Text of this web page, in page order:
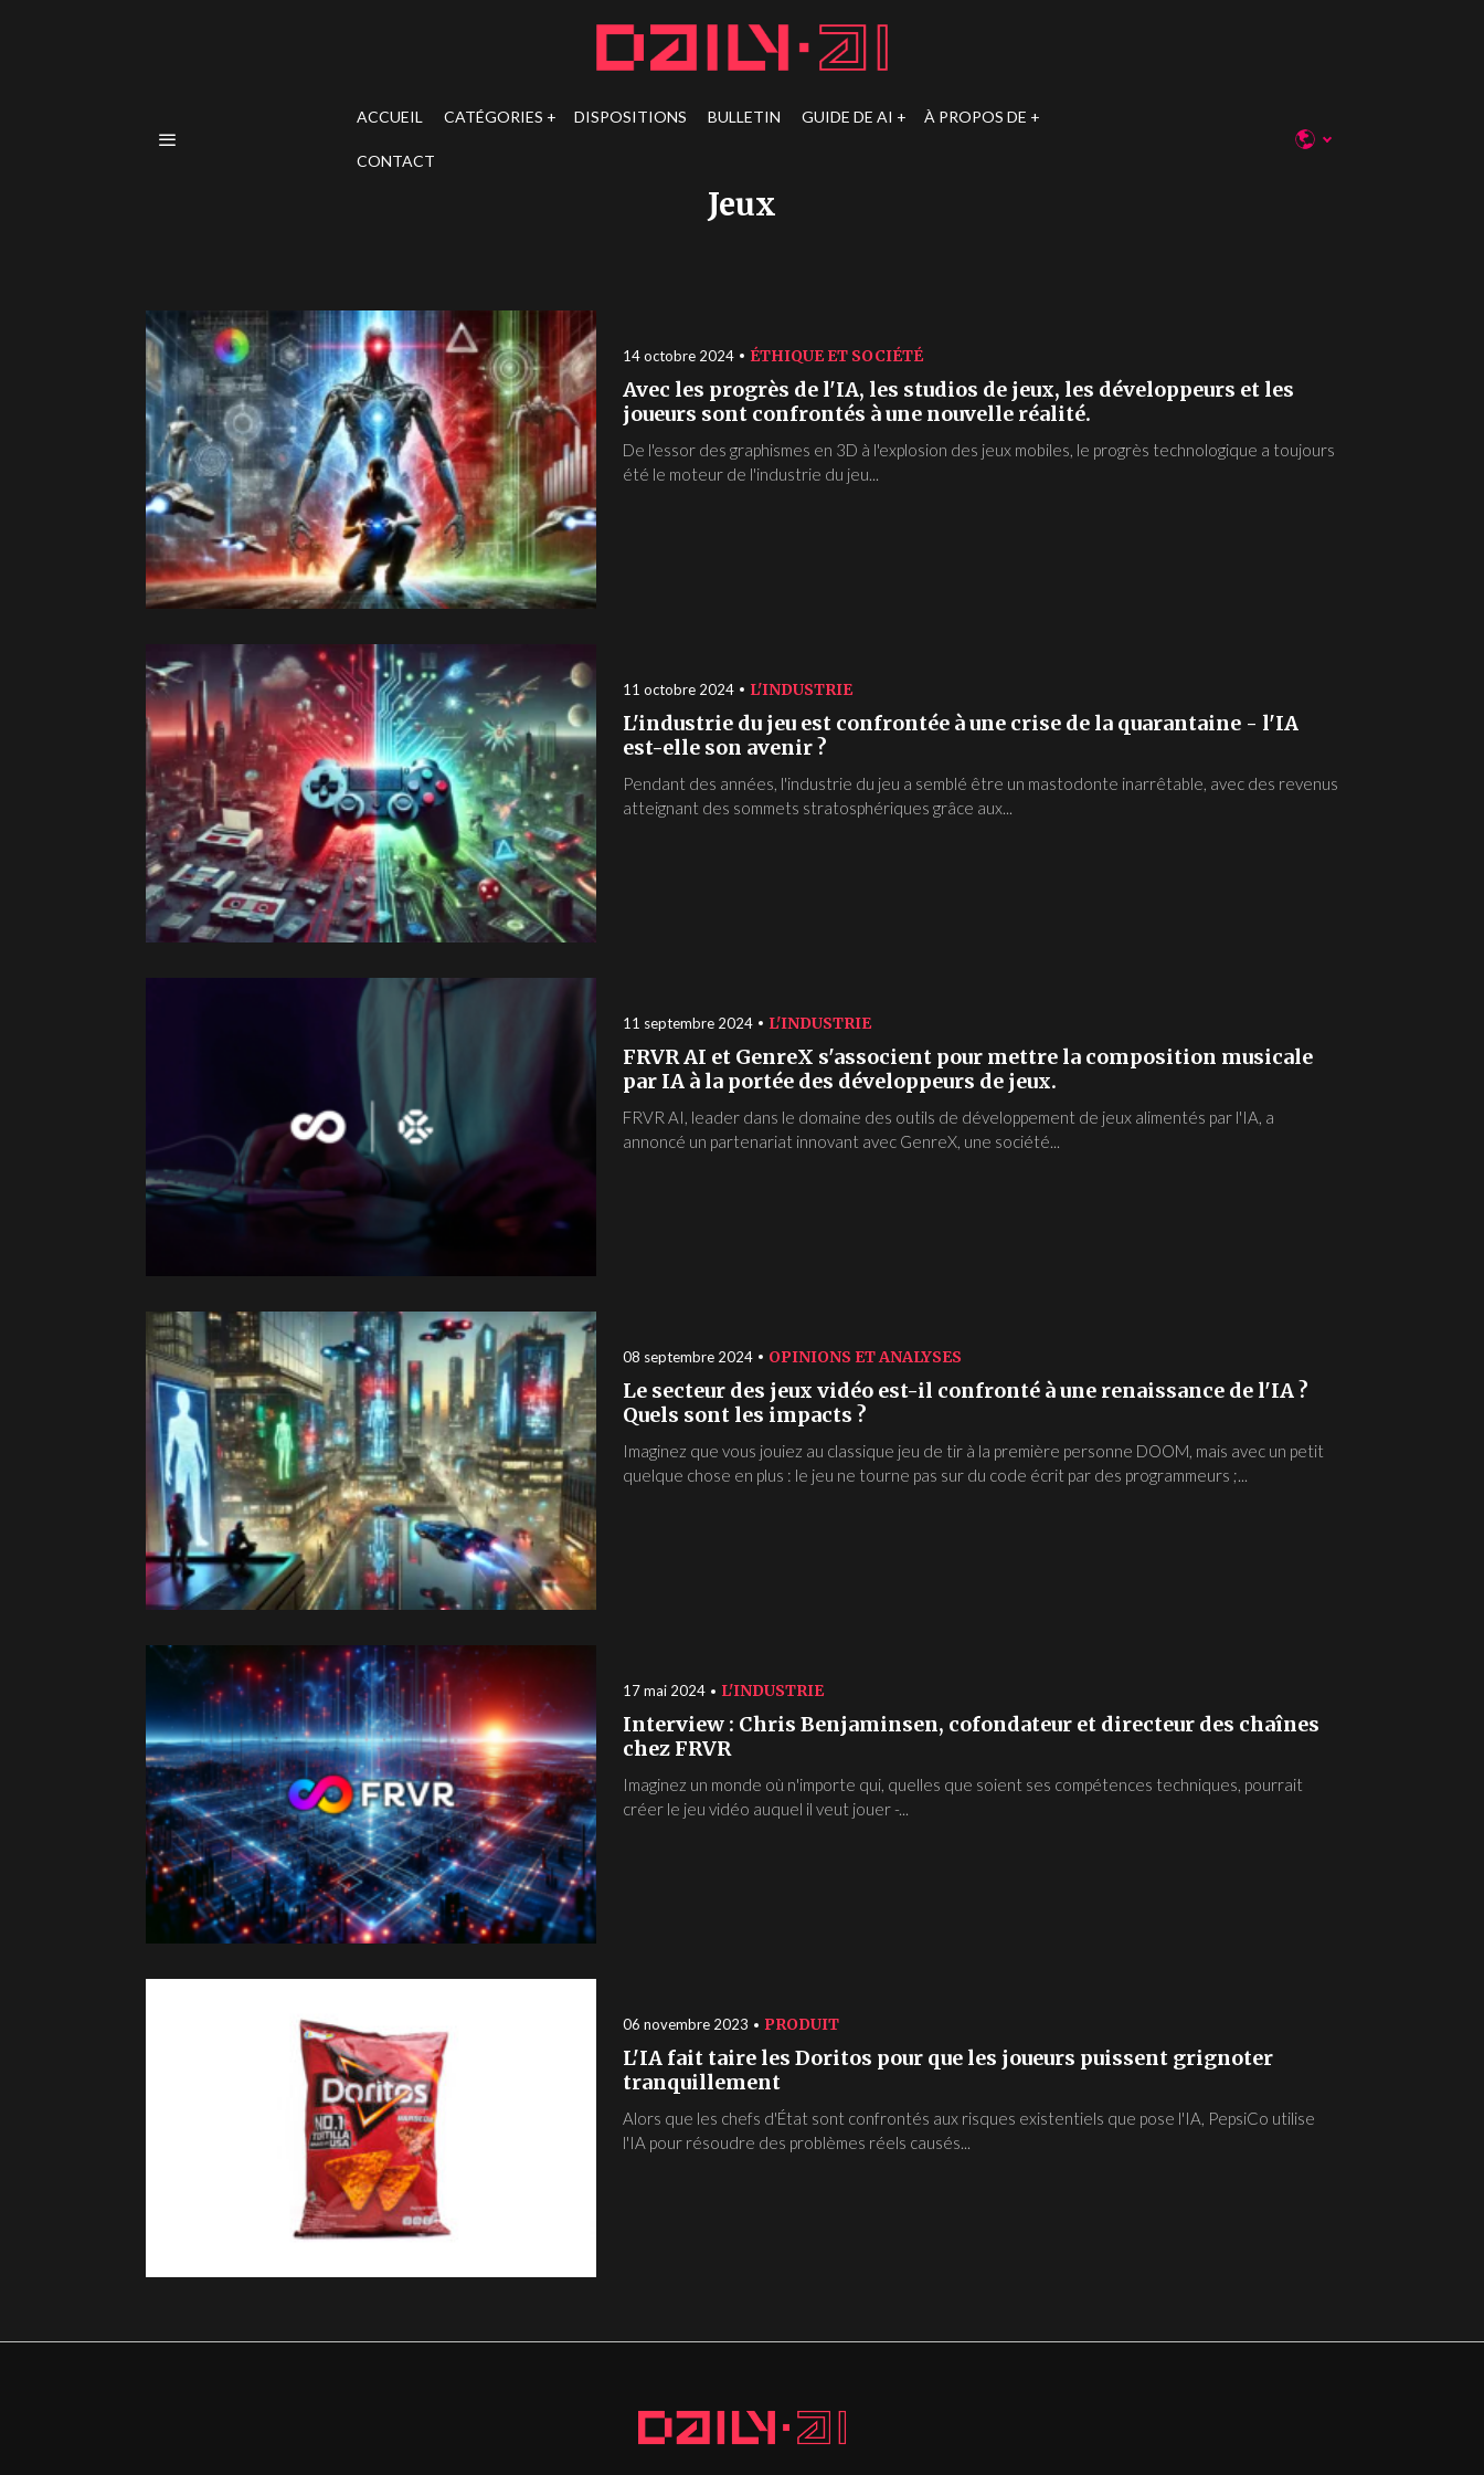
ACCUEIL CATÉGORIES DISPOSITIONS BULLETIN GUIDE DE AI À PROPOS DE
CONTACT
Jeux
14 octobre 2024 ÉTHIQUE ET SOCIÉTÉ
Avec les progrès de l'IA, les studios de jeux, les développeurs et les
joueurs sont confrontés à une nouvelle réalité.
De l'essor des graphismes en 3D à l'explosion des jeux mobiles, le progrès technologique a toujours
été le moteur de l'industrie du jeu...
11 octobre 2024 L'INDUSTRIE
L'industrie du jeu est confrontée à une crise de la quarantaine - l'IA
est-elle son avenir ?
Pendant des années, l'industrie du jeu a semblé être un mastodonte inarrêtable, avec des revenus
atteignant des sommets stratosphériques grâce aux...
11 septembre 2024 L'INDUSTRIE
FRVR AI et GenreX s'associent pour mettre la composition musicale
par IA à la portée des développeurs de jeux.
FRVR AI, leader dans le domaine des outils de développement de jeux alimentés par l'IA, a
annoncé un partenariat innovant avec GenreX, une société...
08 septembre 2024 OPINIONS ET ANALYSES
Le secteur des jeux vidéo est-il confronté à une renaissance de l'IA ?
Quels sont les impacts ?
Imaginez que vous jouiez au classique jeu de tir à la première personne DOOM, mais avec un petit
quelque chose en plus : le jeu ne tourne pas sur du code écrit par des programmeurs ;...
17 mai 2024 L'INDUSTRIE
Interview : Chris Benjaminsen, cofondateur et directeur des chaînes
chez FRVR
Imaginez un monde où n'importe qui, quelles que soient ses compétences techniques, pourrait
créer le jeu vidéo auquel il veut jouer -...
06 novembre 2023 PRODUIT
L'IA fait taire les Doritos pour que les joueurs puissent grignoter
tranquillement
Alors que les chefs d'État sont confrontés aux risques existentiels que pose l'IA, PepsiCo utilise
l'IA pour résoudre des problèmes réels causés...